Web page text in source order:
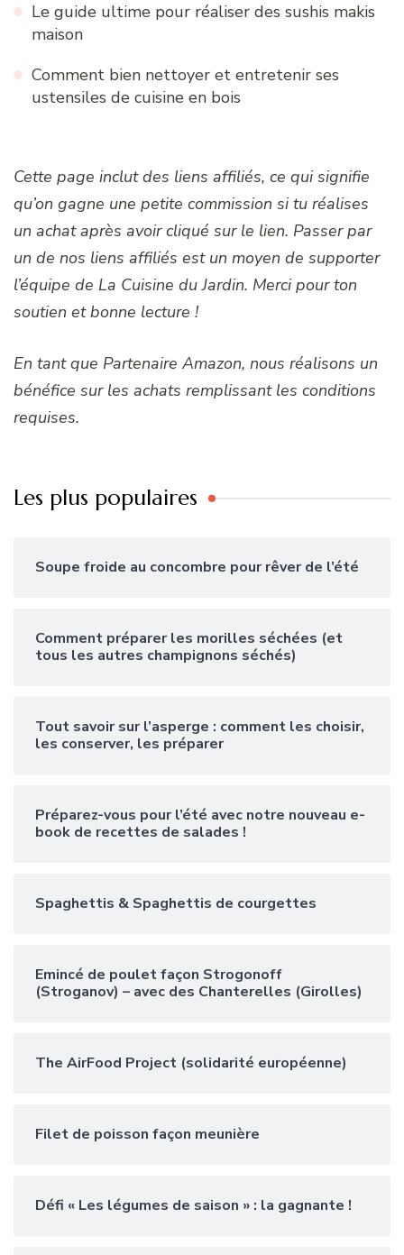
Le guide ultime pour réaliser des sushis makis
maison
Comment bien nettoyer et entretenir ses
ustensiles de cuisine en bois
Cette page inclut des liens affiliés, ce qui signifie
qu’on gagne une petite commission si tu réalises
un achat après avoir cliqué sur le lien. Passer par
un de nos liens affiliés est un moyen de supporter
l’équipe de La Cuisine du Jardin. Merci pour ton
soutien et bonne lecture !
En tant que Partenaire Amazon, nous réalisons un
bénéfice sur les achats remplissant les conditions
requises.
Les plus populaires
Soupe froide au concombre pour rêver de l’été
Comment préparer les morilles séchées (et
tous les autres champignons séchés)
Tout savoir sur l’asperge : comment les choisir,
les conserver, les préparer
Préparez-vous pour l’été avec notre nouveau e-
book de recettes de salades !
Spaghettis & Spaghettis de courgettes
Emincé de poulet façon Strogonoff
(Stroganov) – avec des Chanterelles (Girolles)
The AirFood Project (solidarité européenne)
Filet de poisson façon meunière
Défi « Les légumes de saison » : la gagnante !